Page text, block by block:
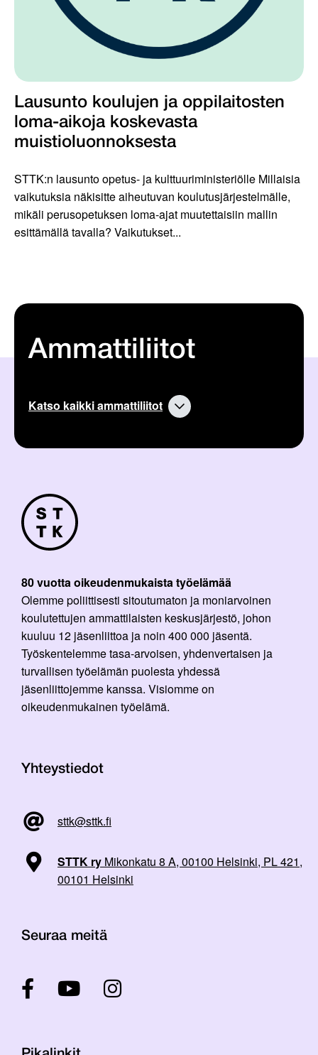
Lausunto koulujen ja oppilaitosten
loma-aikoja koskevasta
muistioluonnoksesta
STTK:n lausunto opetus- ja kulttuuriministeriölle Millaisia
vaikutuksia näkisitte aiheutuvan koulutusjärjestelmälle,
mikäli perusopetuksen loma-ajat muutettaisiin mallin
esittämällä tavalla? Vaikutukset...
Ammattiliitot
Katso kaikki ammattiliitot
80 vuotta oikeudenmukaista työelämää
Olemme poliittisesti sitoutumaton ja moniarvoinen
koulutettujen ammattilaisten keskusjärjestö, johon
kuuluu 12 jäsenliittoa ja noin 400 000 jäsentä.
Työskentelemme tasa-arvoisen, yhdenvertaisen ja
turvallisen työelämän puolesta yhdessä
jäsenliittojemme kanssa. Visiomme on
oikeudenmukainen työelämä.
Yhteystiedot
sttk@sttk.fi
STTK ry Mikonkatu 8 A, 00100 Helsinki, PL 421,
00101 Helsinki
Seuraa meitä